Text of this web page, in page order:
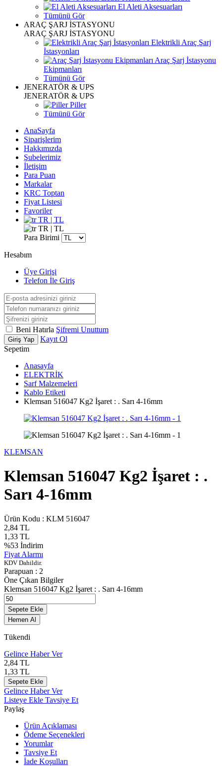
El Aleti Aksesuarları
Tümünü Gör
ARAÇ ŞARJ İSTASYONU
ARAÇ ŞARJ İSTASYONU
Elektrikli Araç Şarj
İstasyonları
Araç Şarj İstasyonu
Ekipmanları
Tümünü Gör
JENERATÖR & UPS
JENERATÖR & UPS
Piller
Tümünü Gör
AnaSayfa
Siparişlerim
Hakkımızda
Şubelerimiz
İletişim
Para Puan
Markalar
KRC Toptan
Fiyat Listesi
Favoriler
TR | TL
TR | TL
Para Birimi
Hesabım
Üye Girişi
Telefon İle Giriş
Beni Hatırla Şifremi Unuttum
Giriş Yap
Kayıt Ol
Sepetim
Anasayfa
ELEKTRİK
Sarf Malzemeleri
Kablo Etiketi
Klemsan 516047 Kg2 İşaret : . Sarı 4-16mm
KLEMSAN
Klemsan 516047 Kg2 İşaret : .
Sarı 4-16mm
Ürün Kodu : KLM 516047
2,84 TL
1,33 TL
%53 İndirim
Fiyat Alarmı
KDV Dahildir.
Parapuan : 2
Öne Çıkan Bilgiler
Klemsan 516047 Kg2 İşaret : . Sarı 4-16mm
Sepete Ekle
Hemen Al
Tükendi
Gelince Haber Ver
2,84 TL
1,33 TL
Sepete Ekle
Gelince Haber Ver
Listeye Ekle Tavsiye Et
Paylaş
Ürün Açıklaması
Ödeme Seçenekleri
Yorumlar
Tavsiye Et
İade Koşulları